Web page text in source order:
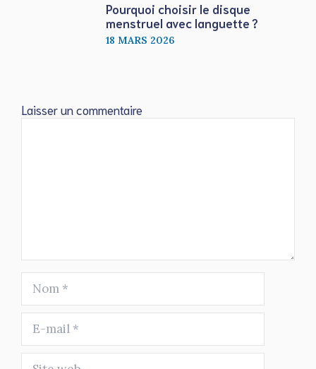
Pourquoi choisir le disque
menstruel avec languette ?
18 MARS 2026
Laisser un commentaire
mail